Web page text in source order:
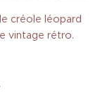
créole léopard
vintage rétro.